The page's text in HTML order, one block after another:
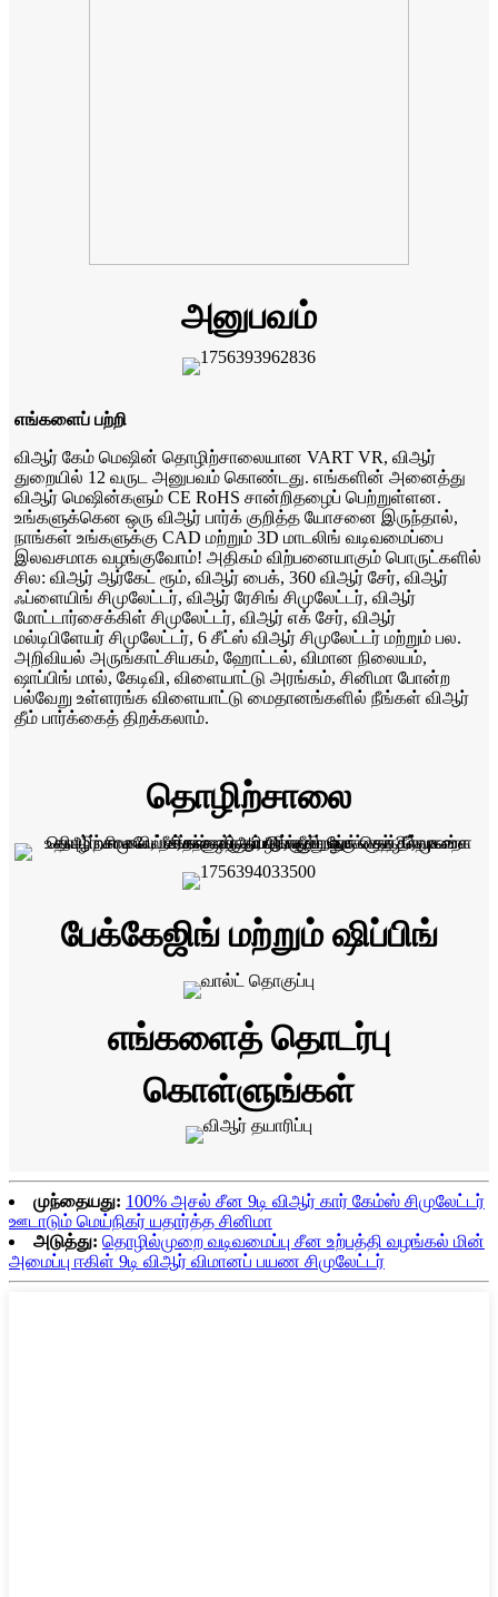
அனுபவம்
எங்களைப் பற்றி
விஆர் கேம் மெஷின் தொழிற்சாலையான VART VR, விஆர்
துறையில் 12 வருட அனுபவம் கொண்டது. எங்களின் அனைத்து
விஆர் மெஷின்களும் CE RoHS சான்றிதழைப் பெற்றுள்ளன.
உங்களுக்கென ஒரு விஆர் பார்க் குறித்த யோசனை இருந்தால்,
நாங்கள் உங்களுக்கு CAD மற்றும் 3D மாடலிங் வடிவமைப்பை
இலவசமாக வழங்குவோம்! அதிகம் விற்பனையாகும் பொருட்களில்
சில: விஆர் ஆர்கேட் ரூம், விஆர் பைக், 360 விஆர் சேர், விஆர்
ஃப்ளையிங் சிமுலேட்டர், விஆர் ரேசிங் சிமுலேட்டர், விஆர்
மோட்டார்சைக்கிள் சிமுலேட்டர், விஆர் எக் சேர், விஆர்
மல்டிபிளேயர் சிமுலேட்டர், 6 சீட்ஸ் விஆர் சிமுலேட்டர் மற்றும் பல.
அறிவியல் அருங்காட்சியகம், ஹோட்டல், விமான நிலையம்,
ஷாப்பிங் மால், கேடிவி, விளையாட்டு அரங்கம், சினிமா போன்ற
பல்வேறு உள்ளரங்க விளையாட்டு மைதானங்களில் நீங்கள் விஆர்
தீம் பார்க்கைத் திறக்கலாம்.
தொழிற்சாலை
பேக்கேஜிங் மற்றும் ஷிப்பிங்
எங்களைத் தொடர்பு
கொள்ளுங்கள்
முந்தையது: 100% அசல் சீன 9டி விஆர் கார் கேம்ஸ் சிமுலேட்டர்
ஊடாடும் மெய்நிகர் யதார்த்த சினிமா
அடுத்து: தொழில்முறை வடிவமைப்பு சீன உற்பத்தி வழங்கல் மின்
அமைப்பு ஈகிள் 9டி விஆர் விமானப் பயண சிமுலேட்டர்